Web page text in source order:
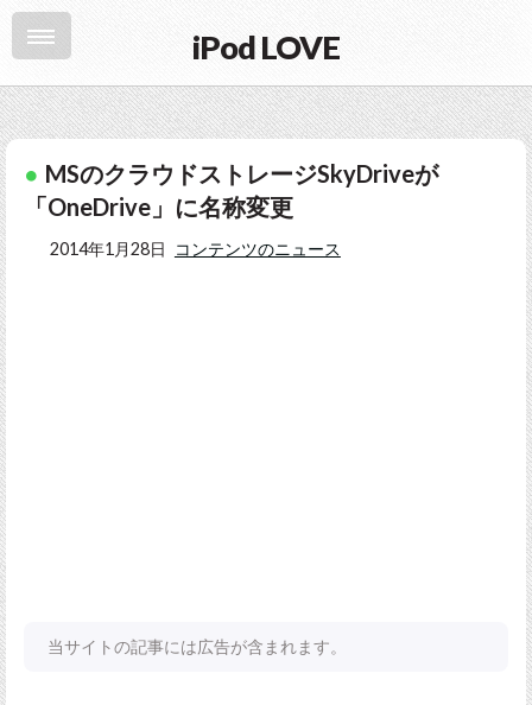
iPod LOVE
MSのクラウドストレージSkyDriveが
「OneDrive」に名称変更
2014年1月28日 コンテンツのニュース
当サイトの記事には広告が含まれます。